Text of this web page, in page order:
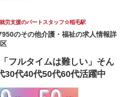
労支援のパートスタッフ☆稲毛駅
のその他介護・福祉の求人情報詳
フルタイムは難しい」そん
30代40代50代60代活躍中